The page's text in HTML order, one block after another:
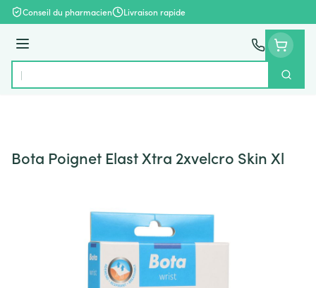
Aller au contenu
Conseil du pharmacien Livraison rapide
Menu
Rechercher
Bota Poignet Elast Xtra 2xvelcro Skin Xl